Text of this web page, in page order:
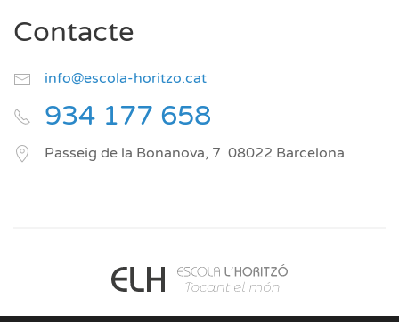
Contacte
info@escola-horitzo.cat
934 177 658
Passeig de la Bonanova, 7 08022 Barcelona